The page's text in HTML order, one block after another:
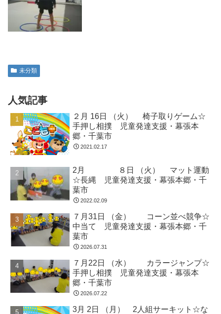
未分類
人気記事
２月 16日 （火） 椅子取りゲーム☆
手押し相撲 児童発達支援・幕張本
郷・千葉市
2021.02.17
2月 ８日 （火） マット運動
☆長縄 児童発達支援・幕張本郷・千
葉市
2022.02.09
７月31日 （金） コーン並べ競争☆
中当て 児童発達支援・幕張本郷・千
葉市
2026.07.31
７月22日 （水） カラージャンプ☆
手押し相撲 児童発達支援・幕張本
郷・千葉市
2026.07.22
3月 2日 （月） 2人組サーキット☆な